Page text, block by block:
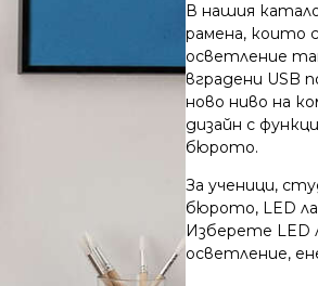
В нашия
рамена, които
осветление
вградени USB
ново ниво на
дизайн с
бюрото.
За ученици,
бюрото, LED
Изберете LED
осветление,